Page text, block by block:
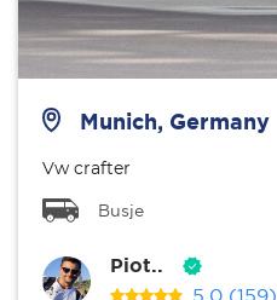
Munich, Germany
Vw crafter
Busje
Piot..
5.0 (159)